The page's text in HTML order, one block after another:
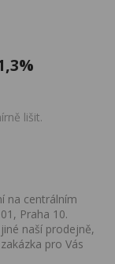
lišit.
na centrálním
Praha 10.
naší prodejně,
pro Vás